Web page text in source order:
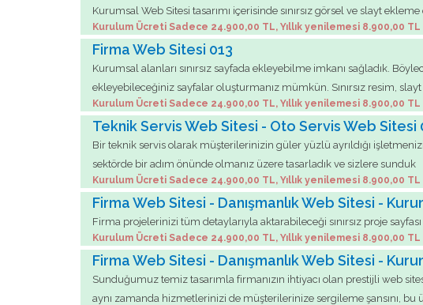
Kurumsal Web Sitesi tasarımı içerisinde sınırsız görsel ve slayt
Kurulum Ücreti Sadece 24.900,00 TL, Yıllık yenilemesi 8.900,00 TL
Firma Web Sitesi 013
Kurumsal alanları sınırsız sayfada ekleyebilme imkanı sağladık.
ekleyebileceğiniz sayfalar oluşturmanız mümkün. Sınırsız resim,
Kurulum Ücreti Sadece 24.900,00 TL, Yıllık yenilemesi 8.900,00 TL
Teknik Servis Web Sitesi - Oto Servis Web Sitesi
Bir teknik servis olarak müşterilerinizin güler yüzlü ayrıldığı
sektörde bir adım önünde olmanız üzere tasarladık ve sizlere sunduk
Kurulum Ücreti Sadece 24.900,00 TL, Yıllık yenilemesi 8.900,00 TL
Firma Web Sitesi - Danışmanlık Web Sitesi -
Firma projelerinizi tüm detaylarıyla aktarabileceği sınırsız proje
Kurulum Ücreti Sadece 24.900,00 TL, Yıllık yenilemesi 8.900,00 TL
Firma Web Sitesi - Danışmanlık Web Sitesi -
Sunduğumuz temiz tasarımla firmanızın ihtiyacı olan prestijli web
aynı zamanda hizmetlerinizi de müşterilerinize sergileme şansını, bu